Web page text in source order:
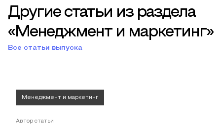
Другие статьи из раздела
«Менеджмент и маркетинг»
Все статьи выпуска
Менеджмент и маркетинг
Автор статьи